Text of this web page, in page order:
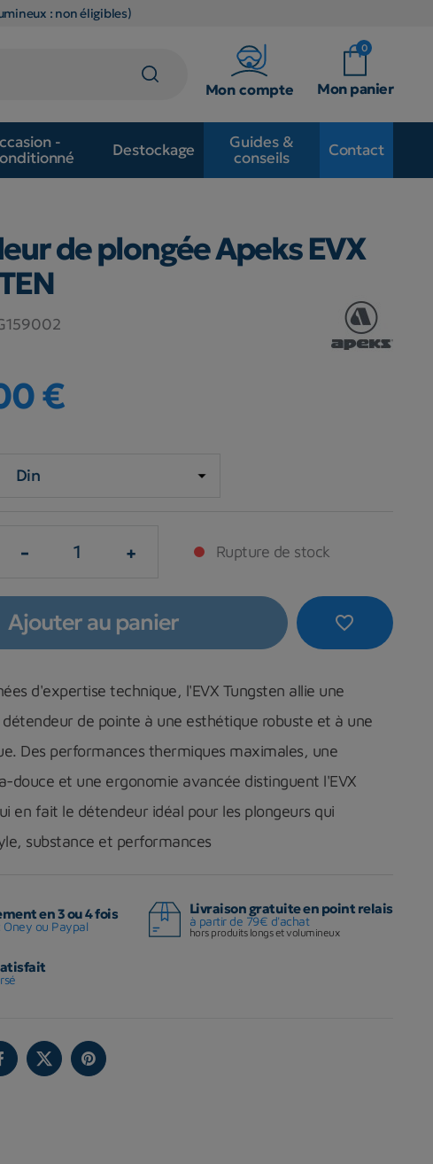
: non éligibles)
Mon compte
0
Mon panier
-
Destockage
Guides &
conseils
Contact
de plongée Apeks EVX
€
- + Rupture de stock
favorite_border
Ajouter au panier
d'expertise technique, l'EVX Tungsten allie une
de pointe à une esthétique robuste et à une
Des performances thermiques maximales, une
douce et une ergonomie avancée distinguent l'EVX
en fait le détendeur idéal pour les plongeurs qui
substance et performances
en 3 ou 4 fois
Oney ou Paypal
Livraison gratuite en point relais
à partir de 79€ d'achat
hors produits longs et volumineux